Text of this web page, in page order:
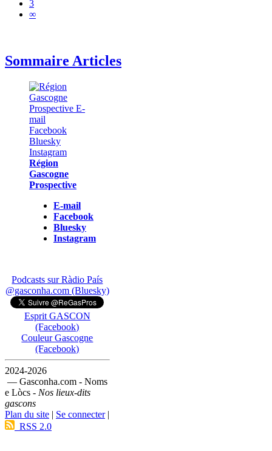
3
∞
Sommaire Articles
Région
Gascogne
Prospective
E-mail
Facebook
Bluesky
Instagram
Podcasts sur Ràdio País
@gasconha.com (Bluesky)
Esprit GASCON
(Facebook)
Couleur Gascogne
(Facebook)
2024-2026
— Gasconha.com - Noms
e Lòcs - Nos lieux-dits
gascons
Plan du site | Se connecter|
RSS 2.0